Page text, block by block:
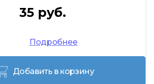
35 руб.
Подробнее
Добавить в корзину